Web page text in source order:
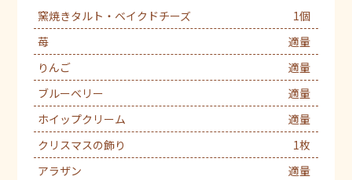
窯焼きタルト・ベイクドチーズ
1個
苺
適量
りんご
適量
ブルーベリー
適量
ホイップクリーム
適量
クリスマスの飾り
1枚
アラザン
適量